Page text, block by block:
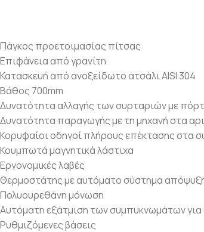
Πάγκος προετοιμασίας πίτσας
Επιφάνεια από γρανίτη
Κατασκευή από ανοξείδωτο ατσάλι AISI 304
Βάθος 700mm
Δυνατότητα αλλαγής των συρταριών με
Δυνατότητα παραγωγής με τη μηχανή στα
Κορυφαίοι οδηγοί πλήρους επέκτασης στα
Κουμπωτά μαγνητικά λάστιχα
Εργονομικές λαβές
Θερμοστάτης με αυτόματο σύστημα
Πολυουρεθάνη μόνωση
Αυτόματη εξάτμιση των συμπυκνωμάτων
Ρυθμιζόμενες βάσεις